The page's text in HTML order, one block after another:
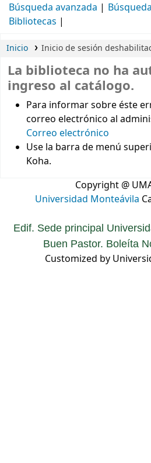
Búsqueda avanzada
Bibliotecas
Inicio Inicio de sesión
La biblioteca no ha
ingreso al catálogo.
Para informar sobre éste
correo electrónico al
Correo electrónico
Use la barra de menú
Koha.
Copyright @
Universidad Monteávila
Edif. Sede principal
Buen Pastor. Boleíta
Customized by